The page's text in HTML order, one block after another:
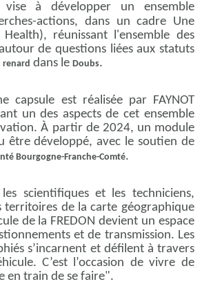
à développer un ensemble
actions, dans un cadre Une
réunissant l'ensemble des
de questions liées aux statuts
renard dans leDoubs.
capsule est réalisée par FAYNOT
un des aspects de cet ensemble
À partir de 2024, un module
être développé, avec le soutien de
Bourgogne-Franche-Comté.
scientifiques et les techniciens,
territoires de la carte géographique
de la FREDON devient un espace
et de transmission. Les
s’incarnent et défilent à travers
C’est l’occasion de vivre de
en train de se faire".